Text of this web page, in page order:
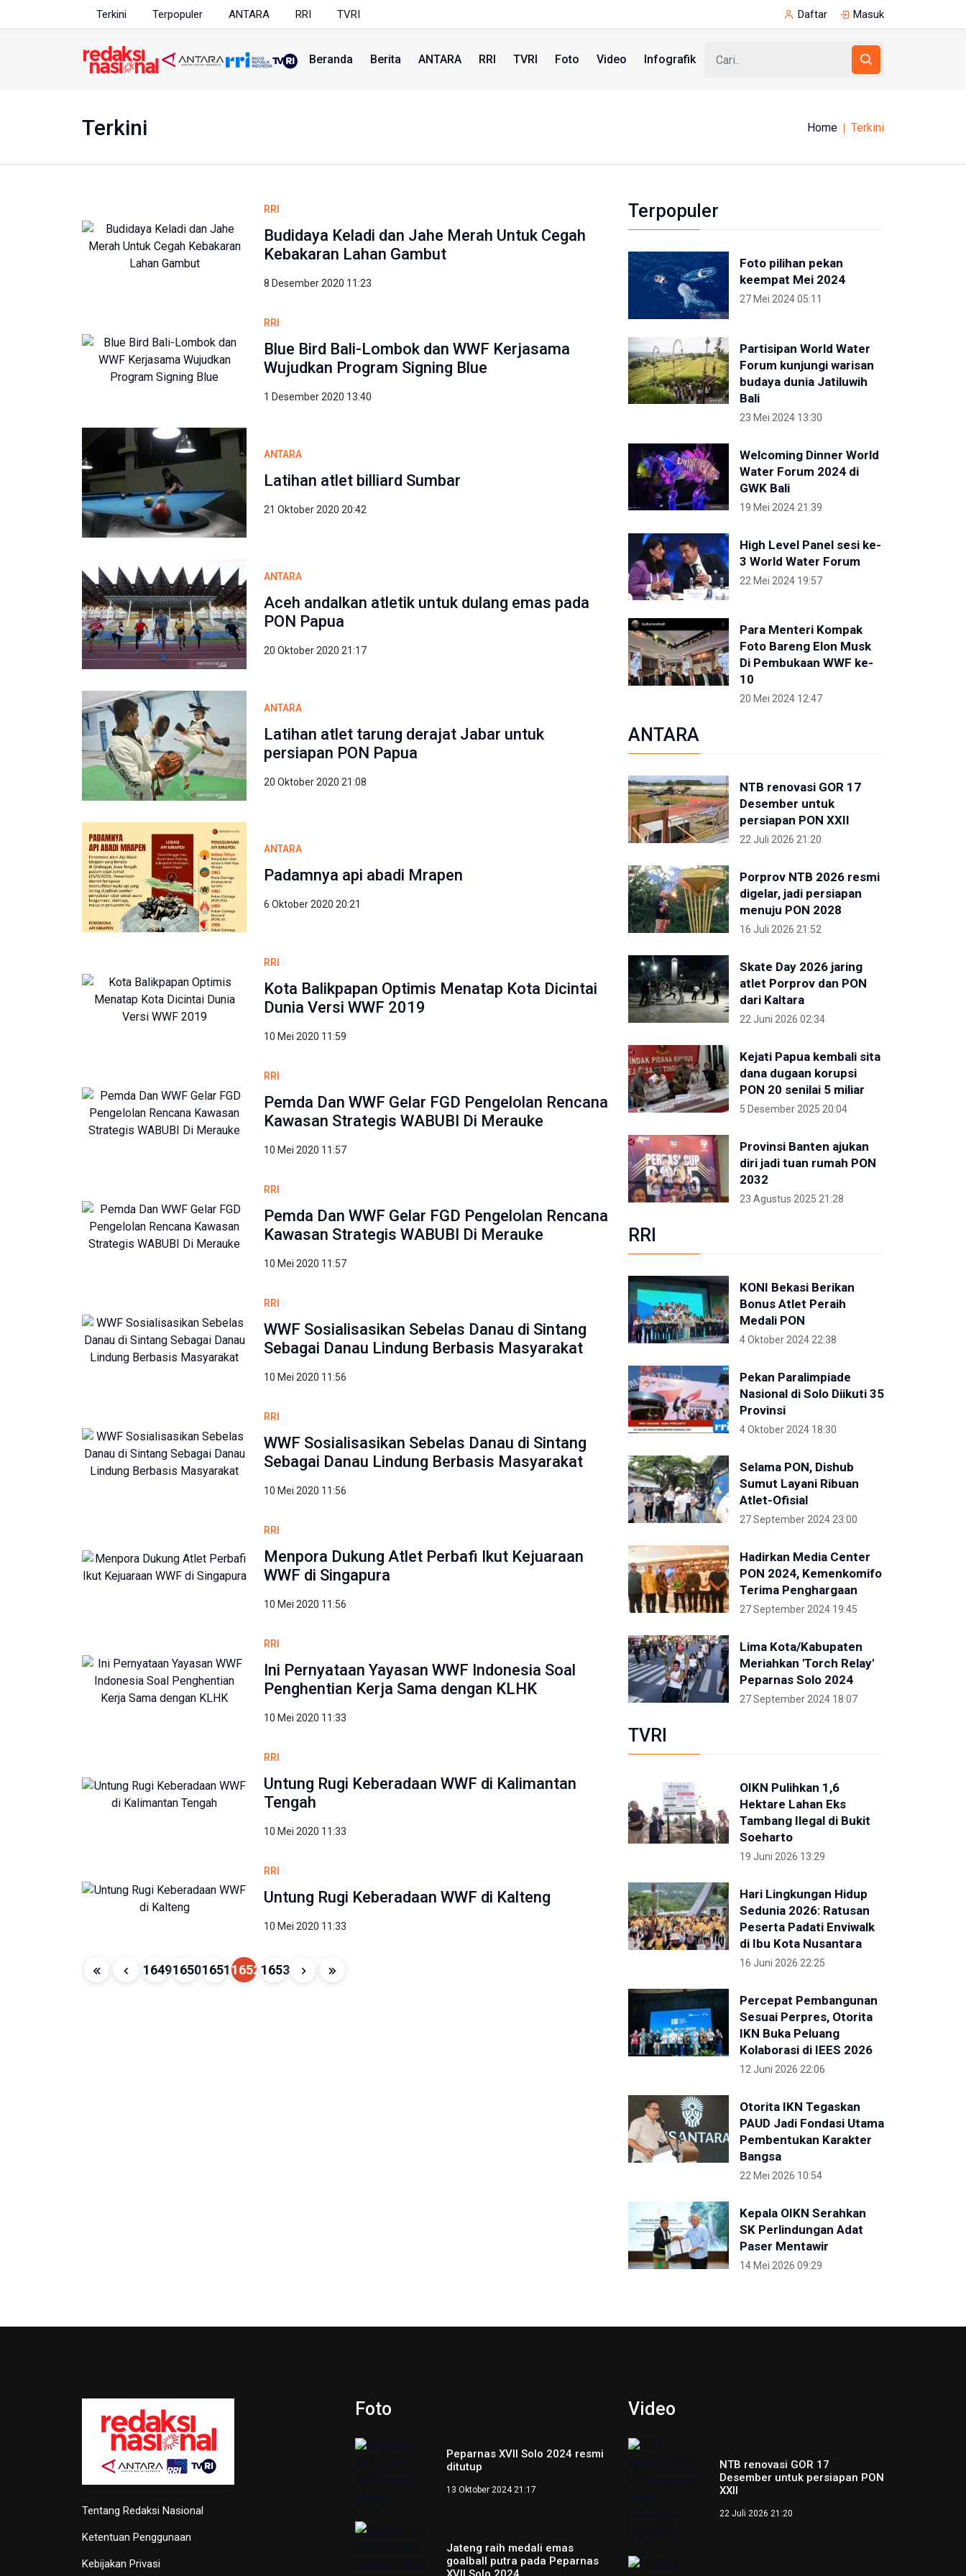
Terkini Terpopuler ANTARA RRI TVRI Daftar Masuk
Beranda Berita ANTARA RRI TVRI Foto Video Infografik
Terkini Home Terkini
RRI
Budidaya Keladi dan Jahe Merah Untuk Cegah
Kebakaran Lahan Gambut
8 Desember 2020 11:23
RRI
Blue Bird Bali-Lombok dan WWF Kerjasama
Wujudkan Program Signing Blue
1 Desember 2020 13:40
ANTARA
Latihan atlet billiard Sumbar
21 Oktober 2020 20:42
ANTARA
Aceh andalkan atletik untuk dulang emas pada
PON Papua
20 Oktober 2020 21:17
ANTARA
Latihan atlet tarung derajat Jabar untuk
persiapan PON Papua
20 Oktober 2020 21:08
ANTARA
Padamnya api abadi Mrapen
6 Oktober 2020 20:21
RRI
Kota Balikpapan Optimis Menatap Kota Dicintai
Dunia Versi WWF 2019
10 Mei 2020 11:59
RRI
Pemda Dan WWF Gelar FGD Pengelolan Rencana
Kawasan Strategis WABUBI Di Merauke
10 Mei 2020 11:57
RRI
Pemda Dan WWF Gelar FGD Pengelolan Rencana
Kawasan Strategis WABUBI Di Merauke
10 Mei 2020 11:57
RRI
WWF Sosialisasikan Sebelas Danau di Sintang
Sebagai Danau Lindung Berbasis Masyarakat
10 Mei 2020 11:56
RRI
WWF Sosialisasikan Sebelas Danau di Sintang
Sebagai Danau Lindung Berbasis Masyarakat
10 Mei 2020 11:56
RRI
Menpora Dukung Atlet Perbafi Ikut Kejuaraan
WWF di Singapura
10 Mei 2020 11:56
RRI
Ini Pernyataan Yayasan WWF Indonesia Soal
Penghentian Kerja Sama dengan KLHK
10 Mei 2020 11:33
RRI
Untung Rugi Keberadaan WWF di Kalimantan
Tengah
10 Mei 2020 11:33
RRI
Untung Rugi Keberadaan WWF di Kalteng
10 Mei 2020 11:33
1649165016511652 1653
Terpopuler
Foto pilihan pekan
keempat Mei 2024
27 Mei 2024 05:11
Partisipan World Water
Forum kunjungi warisan
budaya dunia Jatiluwih
Bali
23 Mei 2024 13:30
Welcoming Dinner World
Water Forum 2024 di
GWK Bali
19 Mei 2024 21:39
High Level Panel sesi ke-
3 World Water Forum
22 Mei 2024 19:57
Para Menteri Kompak
Foto Bareng Elon Musk
Di Pembukaan WWF ke-
10
20 Mei 2024 12:47
ANTARA
NTB renovasi GOR 17
Desember untuk
persiapan PON XXII
22 Juli 2026 21:20
Porprov NTB 2026 resmi
digelar, jadi persiapan
menuju PON 2028
16 Juli 2026 21:52
Skate Day 2026 jaring
atlet Porprov dan PON
dari Kaltara
22 Juni 2026 02:34
Kejati Papua kembali sita
dana dugaan korupsi
PON 20 senilai 5 miliar
5 Desember 2025 20:04
Provinsi Banten ajukan
diri jadi tuan rumah PON
2032
23 Agustus 2025 21:28
RRI
KONI Bekasi Berikan
Bonus Atlet Peraih
Medali PON
4 Oktober 2024 22:38
Pekan Paralimpiade
Nasional di Solo Diikuti 35
Provinsi
4 Oktober 2024 18:30
Selama PON, Dishub
Sumut Layani Ribuan
Atlet-Ofisial
27 September 2024 23:00
Hadirkan Media Center
PON 2024, Kemenkomifo
Terima Penghargaan
27 September 2024 19:45
Lima Kota/Kabupaten
Meriahkan 'Torch Relay'
Peparnas Solo 2024
27 September 2024 18:07
TVRI
OIKN Pulihkan 1,6
Hektare Lahan Eks
Tambang Ilegal di Bukit
Soeharto
19 Juni 2026 13:29
Hari Lingkungan Hidup
Sedunia 2026: Ratusan
Peserta Padati Enviwalk
di Ibu Kota Nusantara
16 Juni 2026 22:25
Percepat Pembangunan
Sesuai Perpres, Otorita
IKN Buka Peluang
Kolaborasi di IEES 2026
12 Juni 2026 22:06
Otorita IKN Tegaskan
PAUD Jadi Fondasi Utama
Pembentukan Karakter
Bangsa
22 Mei 2026 10:54
Kepala OIKN Serahkan
SK Perlindungan Adat
Paser Mentawir
14 Mei 2026 09:29
Tentang Redaksi Nasional
Ketentuan Penggunaan
Kebijakan Privasi
Foto
Peparnas XVII Solo 2024 resmi
ditutup
13 Oktober 2024 21:17
Jateng raih medali emas
goalball putra pada Peparnas
Video
NTB renovasi GOR 17
Desember untuk persiapan PON
XXII
22 Juli 2026 21:20